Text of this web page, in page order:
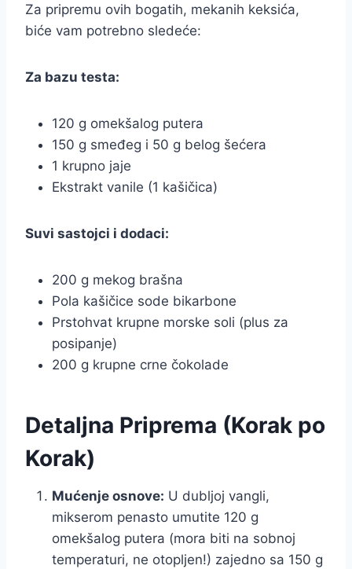
Za pripremu ovih bogatih, mekanih keksića,
biće vam potrebno sledeće:
Za bazu testa:
120 g omekšalog putera
150 g smeđeg i 50 g belog šećera
1 krupno jaje
Ekstrakt vanile (1 kašičica)
Suvi sastojci i dodaci:
200 g mekog brašna
Pola kašičice sode bikarbone
Prstohvat krupne morske soli (plus za
posipanje)
200 g krupne crne čokolade
Detaljna Priprema (Korak po
Korak)
Mućenje osnove: U dubljoj vangli,
mikserom penasto umutite 120 g
omekšalog putera (mora biti na sobnoj
temperaturi, ne otopljen!) zajedno sa 150 g